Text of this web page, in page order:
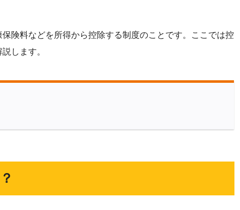
険料などを所得から控除する制度のことです。ここでは控
します。